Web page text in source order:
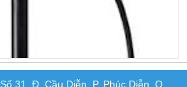
Số 31, Đ. Cầu Diễn, P. Phúc Diễn, Q.